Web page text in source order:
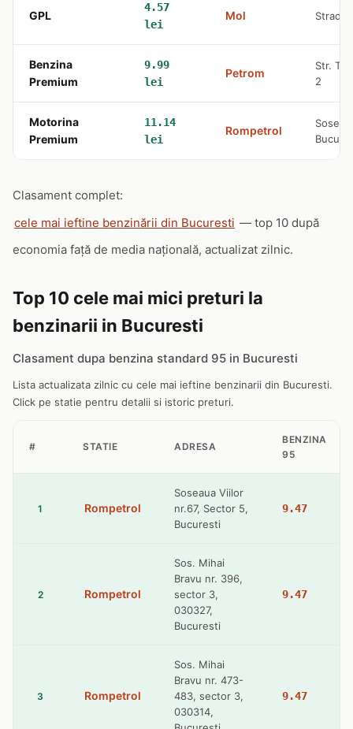
GPL
4.57
lei
Mol Strada
Benzina
Premium
9.99
lei
Petrom
Str.
2
Motorina
Premium
11.14
lei
Rompetrol
Clasament complet:
cele mai ieftine benzinării din Bucuresti — top 10 după
economia față de media națională, actualizat zilnic.
Top 10 cele mai mici preturi la
benzinarii in Bucuresti
Clasament dupa benzina standard 95 in Bucuresti
Lista actualizata zilnic cu cele mai ieftine benzinarii din Bucuresti.
Click pe statie pentru detalii si istoric preturi.
# STATIE ADRESA
BENZINA
95
1 Rompetrol
Soseaua Viilor
nr.67, Sector 5,
Bucuresti
9.47
2 Rompetrol
Sos. Mihai
Bravu nr. 396,
sector 3,
030327,
Bucuresti
9.47
3 Rompetrol
Sos. Mihai
Bravu nr. 473-
483, sector 3,
030314,
9.47